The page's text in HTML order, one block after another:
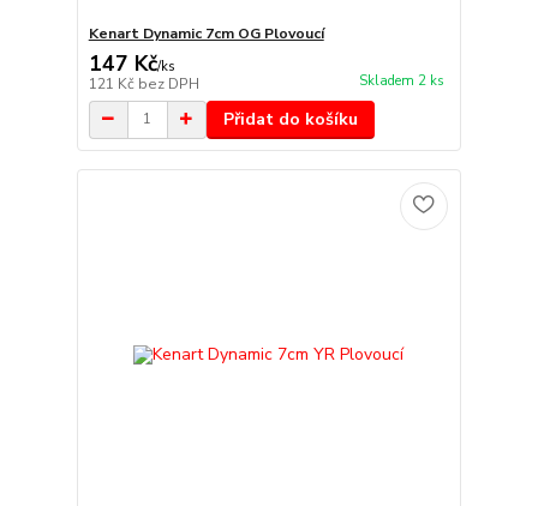
Kenart Dynamic 7cm OG Plovoucí
147 Kč/ks
121 Kč bez DPH Skladem 2 ks
Přidat do košíku